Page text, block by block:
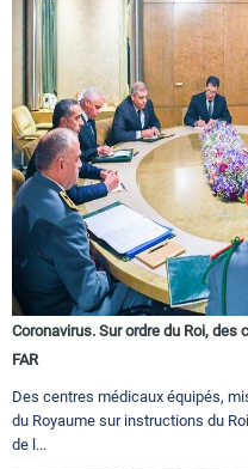
Coronavirus. Sur ordre du Roi,
FAR
Des centres médicaux équipés,
du Royaume sur instructions du
de l...